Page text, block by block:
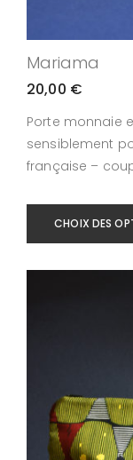
Mariama
20,00 €
Porte monnaie
sensiblement
française –
CHOIX DES